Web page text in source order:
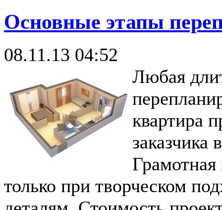
Основные этапы
08.11.13 04:52
Любая
квартира
заказчика
только при творческом